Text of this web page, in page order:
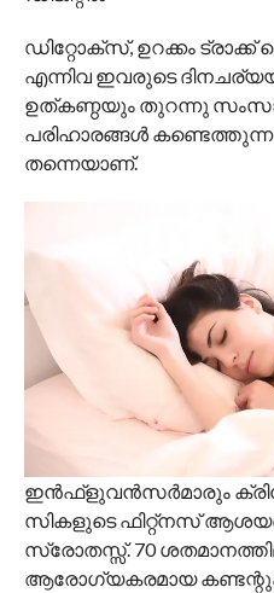
ഡിറ്റോക്‌സ്, ഉറക്കം
എന്നിവ ഇവരുടെ
ഉത്കണ്ഠയും തുറന്നു
പരിഹാരങ്ങള്‍
തന്നെയാണ്.
ഇന്‍ഫ്‌ളുവന്‍സര്‍മാരും
സികളുടെ ഫിറ്റ്‌നസ്
സ്രോതസ്സ്. 70
ആരോഗ്യകരമായ